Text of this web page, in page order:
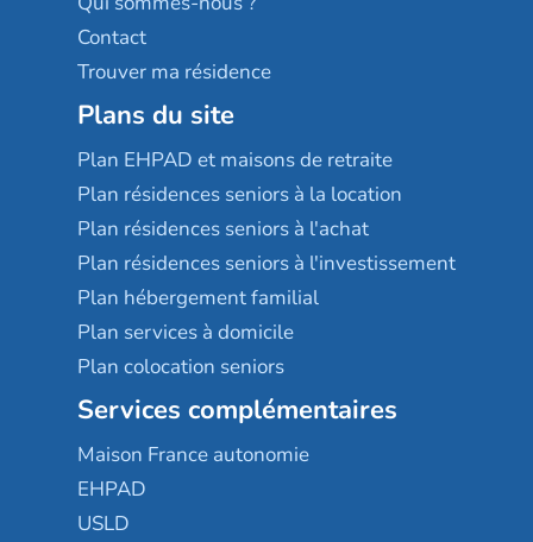
Contact
Trouver ma résidence
Plans du site
Plan EHPAD et maisons de retraite
Plan résidences seniors à la location
Plan résidences seniors à l'achat
Plan résidences seniors à l'investissement
Plan hébergement familial
Plan services à domicile
Plan colocation seniors
Services complémentaires
Maison France autonomie
EHPAD
USLD